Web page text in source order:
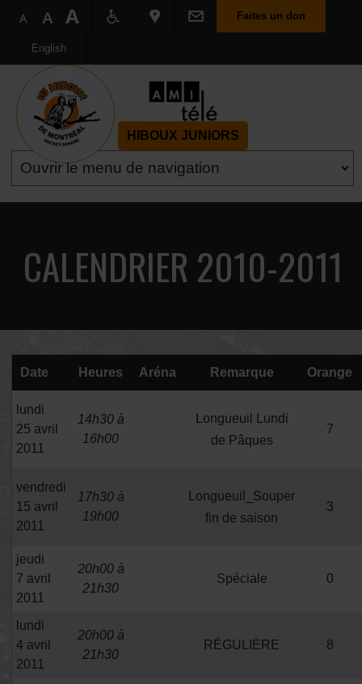
Faites un don
English
HIBOUX JUNIORS
CALENDRIER 2010-2011
Date Heures Aréna Remarque Orange
lundi
25 avril
2011
14h30 à
16h00
Longueuil Lundi
de Pâques
7
vendredi
15 avril
2011
17h30 à
19h00
Longueuil_Souper
fin de saison
3
jeudi
7 avril
2011
20h00 à
21h30
Spéciale 0
lundi
4 avril
2011
20h00 à
21h30
RÉGULIÈRE 8